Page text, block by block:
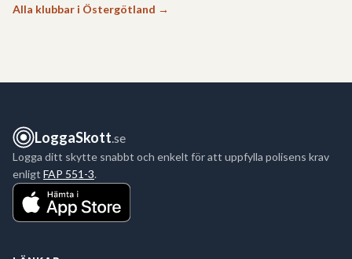
Alla klubbar i Östergötland →
LoggaSkott.se
Logga ditt skytte snabbt och enkelt för att uppfylla polisens krav
enligt FAP 551-3.